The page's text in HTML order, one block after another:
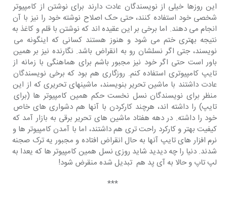
این روزها خیلی از نویسندگان عادت دارند برای نوشتن از کامپیوتر
شخصی خود استفاده کنند، حتی حک اصلاح نوشته خود را نیز با آن
انجام می دهند. اما برخی بر این عقیده اند که نوشتن با قلم و کاغذ به
نتیجه بهتری ختم می شود و هنوز هستند کسانی که اینگونه می
نویسند، جتی اگر نسلشان رو به انقراض باشد. نگارنده نیز بر همین
باور است حتی اگر خود نیز مجبور باشم برای هماهنگی با زمانه از
تایپ کامپیوتری استفاده کنم. روزگاری هم بود که برخی نویسندگان
عادت داشتند با ماشین تحریر بنویسند، ماشینهای تحریری که از این
منظر برای نویسندگان نسل نخست حکم همین کامپیوتر ها (برای
تایپ) را داشته اند، هرچند کارکردن با آنها هم دشواری های خاص
خود را داشته. در دهه هفتاد ماشین های تحریر برقی به بازار آمد که
کیفیت بهتر و کارکرد راحت تری هم داشتند، اما با آمدن کامپیوتر ها و
نرم افزار های تایپ آنها به حال انقراض افتاده و مجبور یه ترک صجنه
شدند. دنیا را چه دیدید شاید روزی نسل همین کامپیوتر ها که یعدا به
لپ تاپ و حالا به آی پد هم  تبدیل شده منقرض شود!
***